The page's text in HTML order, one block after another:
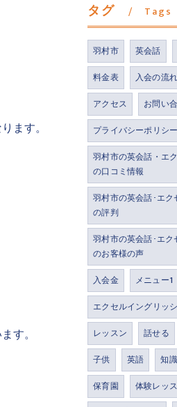
ます。
す。
タグ Tags
羽村市 英会話
料金表
入会の流れ
アクセス
お問い
プライバシーポリシー
羽村市の英会話・エ
の口コミ情報
羽村市の英会話･エ
の評判
羽村市の英会話･エ
のお客様の声
入会金
メニュー1
エクセルイングリッ
レッスン
話せる
子供
英語 知識
保育園
体験レッ